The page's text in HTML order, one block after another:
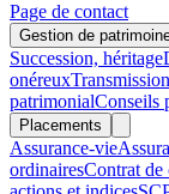
Page de contact
Gestion de
Succession, héritage
onéreux
patrimonialConseils
Placements
Assurance-vie
ordinairesContrat de